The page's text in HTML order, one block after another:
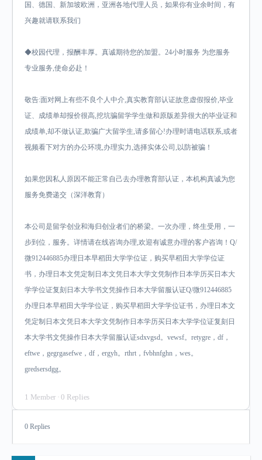
国、德国、新加坡欧洲，亚洲各地代理人员，如果你有业余时间，有
兴趣就请联系我们
◆校园代理，报酬丰厚。真诚期待您的加盟。24小时服务 为您服务
专业服务,使命必赴！
敬告:面对网上有些不良个人中介,真实教育部认证故意虚假报价,毕业
证、成绩单却报价很高,挖坑骗留学学生做和原版差异很大的毕业证和
成绩单,却不做认证,欺骗广大留学生,请多留心!办理时请电话联系,或者
视频看下对方的办公环境,办理实力,选择实体公司,以防被骗！
如果您因私人原因不能正常自己去办理教育部认证，本机构真诚为您
服务免费递交（深洋教育）
本公司是留学创业和海归创业者们的桥梁。一次办理，终生受用，一
步到位，服务。详情请在线咨询办理,欢迎有诚意办理的客户咨询！Q/
微912446885办理日本早稻田大学学位证，购买早稻田大学学位证
书，办理日本文凭定制日本文凭日本大学文凭制作日本学历买日本大
学学位证复刻日本大学书文凭操作日本大学留服认证Q/微912446885
办理日本早稻田大学学位证，购买早稻田大学学位证书，办理日本文
凭定制日本文凭日本大学文凭制作日本学历买日本大学学位证复刻日
本大学书文凭操作日本大学留服认证sdxvgsd。vewsf。retygre，df，
eftwe，gegrgasefwe，df，ergyh。rthrt，fvbhnfghn，wes。
gredsersdgg。
1 Member · 0 Replies
0 Replies